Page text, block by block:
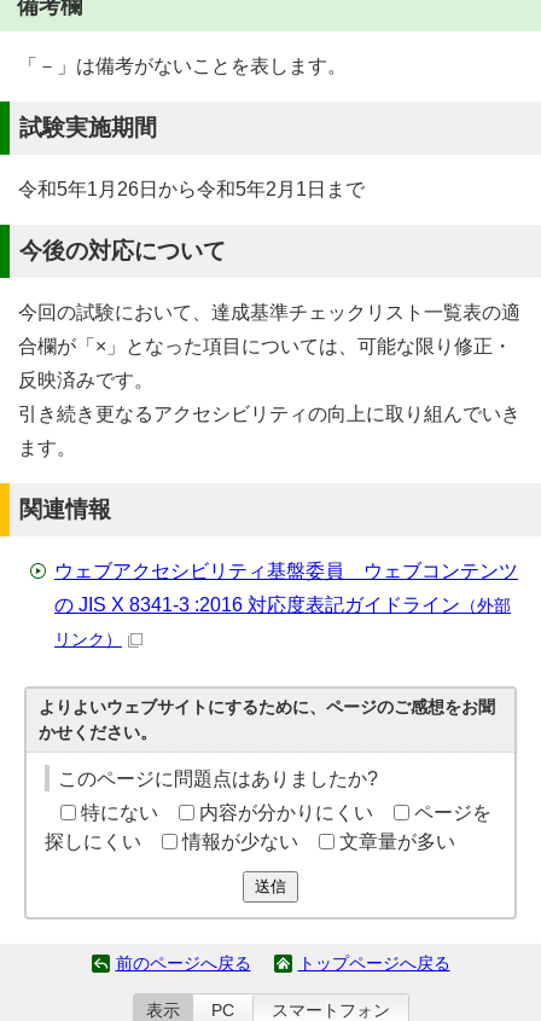
備考欄
「－」は備考がないことを表します。
試験実施期間
令和5年1月26日から令和5年2月1日まで
今後の対応について
今回の試験において、達成基準チェックリスト一覧表の適
合欄が「×」となった項目については、可能な限り修正・
反映済みです。
引き続き更なるアクセシビリティの向上に取り組んでいき
ます。
関連情報
ウェブアクセシビリティ基盤委員 ウェブコンテンツ
の JIS X 8341-3 :2016 対応度表記ガイドライン （外部
リンク）
よりよいウェブサイトにするために、ページのご感想をお聞
かせください。
このページに問題点はありましたか?
特にない
内容が分かりにくい
ページを
探しにくい
情報が少ない 文章量が多い
送信
前のページへ戻る トップページへ戻る
表示 PC スマートフォン